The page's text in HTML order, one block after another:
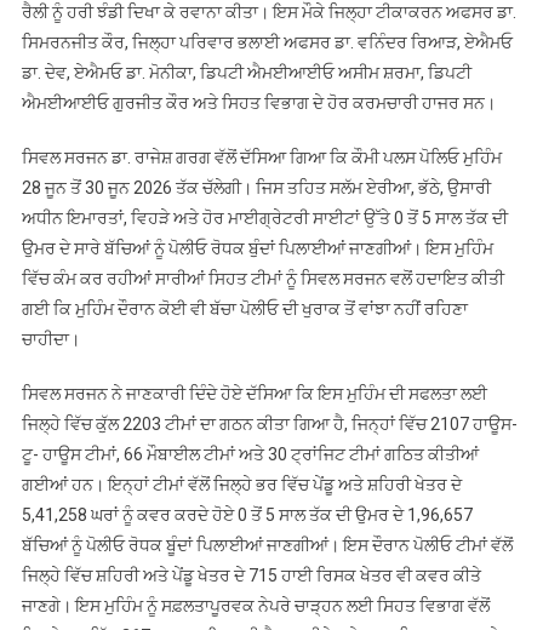
ਜੂਨ
ਤੋਂ
30
ਜੂਨ
ਤੱਕ,
ਜਿਲ੍ਹੇ
1,96,657
ਨੂੰ
ਪਿਲਾਈਆਂ
ਰੋਧਕ
ਬੂੰਦਾਂ
ਰੈਲੀ ਨੂੰ ਹਰੀ ਝੰਡੀ ਦਿਖਾ ਕੇ ਰਵਾਨਾ ਕੀਤਾ। ਇਸ ਮੌਕੇ ਜਿਲ੍ਹਾ ਟੀਕਾਕਰਨ ਅਫਸਰ ਡਾ.
ਸਿਮਰਨਜੀਤ ਕੌਰ, ਜਿਲ੍ਹਾ ਪਰਿਵਾਰ ਭਲਾਈ ਅਫਸਰ ਡਾ. ਵਨਿੰਦਰ ਰਿਆੜ, ਏਐਮਓ
ਡਾ. ਦੇਵ, ਏਐਮਓ ਡਾ. ਮੋਨੀਕਾ, ਡਿਪਟੀ ਐਮਈਆਈਓ ਅਸੀਮ ਸ਼ਰਮਾ, ਡਿਪਟੀ
ਐਮਈਆਈਓ ਗੁਰਜੀਤ ਕੌਰ ਅਤੇ ਸਿਹਤ ਵਿਭਾਗ ਦੇ ਹੋਰ ਕਰਮਚਾਰੀ ਹਾਜਰ ਸਨ।
ਸਿਵਲ ਸਰਜਨ ਡਾ. ਰਾਜੇਸ਼ ਗਰਗ ਵੱਲੋਂ ਦੱਸਿਆ ਗਿਆ ਕਿ ਕੌਮੀ ਪਲਸ ਪੋਲਿਓ ਮੁਹਿੰਮ
28 ਜੂਨ ਤੋਂ 30 ਜੂਨ 2026 ਤੱਕ ਚੱਲੇਗੀ। ਜਿਸ ਤਹਿਤ ਸਲੱਮ ਏਰੀਆ, ਭੱਠੇ, ਉਸਾਰੀ
ਅਧੀਨ ਇਮਾਰਤਾਂ, ਵਿਹੜੇ ਅਤੇ ਹੋਰ ਮਾਈਗ੍ਰੇਟਰੀ ਸਾਈਟਾਂ ਉੱਤੇ 0 ਤੋਂ 5 ਸਾਲ ਤੱਕ ਦੀ
ਉਮਰ ਦੇ ਸਾਰੇ ਬੱਚਿਆਂ ਨੂੰ ਪੋਲੀਓ ਰੋਧਕ ਬੁੰਦਾਂ ਪਿਲਾਈਆਂ ਜਾਣਗੀਆਂ। ਇਸ ਮੁਹਿੰਮ
ਵਿੱਚ ਕੰਮ ਕਰ ਰਹੀਆਂ ਸਾਰੀਆਂ ਸਿਹਤ ਟੀਮਾਂ ਨੂੰ ਸਿਵਲ ਸਰਜਨ ਵਲੋਂ ਹਦਾਇਤ ਕੀਤੀ
ਗਈ ਕਿ ਮੁਹਿੰਮ ਦੌਰਾਨ ਕੋਈ ਵੀ ਬੱਚਾ ਪੋਲੀਓ ਦੀ ਖੁਰਾਕ ਤੋਂ ਵਾਂਝਾ ਨਹੀਂ ਰਹਿਣਾ
ਚਾਹੀਦਾ।
ਸਿਵਲ ਸਰਜਨ ਨੇ ਜਾਣਕਾਰੀ ਦਿੰਦੇ ਹੋਏ ਦੱਸਿਆ ਕਿ ਇਸ ਮੁਹਿੰਮ ਦੀ ਸਫਲਤਾ ਲਈ
ਜਿਲ੍ਹੇ ਵਿੱਚ ਕੁੱਲ 2203 ਟੀਮਾਂ ਦਾ ਗਠਨ ਕੀਤਾ ਗਿਆ ਹੈ, ਜਿਨ੍ਹਾਂ ਵਿੱਚ 2107 ਹਾਊਸ-
ਟੂ- ਹਾਊਸ ਟੀਮਾਂ, 66 ਮੌਬਾਈਲ ਟੀਮਾਂ ਅਤੇ 30 ਟ੍ਰਾਂਜਿਟ ਟੀਮਾਂ ਗਠਿਤ ਕੀਤੀਆਂ
ਗਈਆਂ ਹਨ। ਇਨ੍ਹਾਂ ਟੀਮਾਂ ਵੱਲੋਂ ਜਿਲ੍ਹੇ ਭਰ ਵਿੱਚ ਪੇਂਡੂ ਅਤੇ ਸ਼ਹਿਰੀ ਖੇਤਰ ਦੇ
5,41,258 ਘਰਾਂ ਨੂੰ ਕਵਰ ਕਰਦੇ ਹੋਏ 0 ਤੋਂ 5 ਸਾਲ ਤੱਕ ਦੀ ਉਮਰ ਦੇ 1,96,657
ਬੱਚਿਆਂ ਨੂੰ ਪੋਲੀਓ ਰੋਧਕ ਬੂੰਦਾਂ ਪਿਲਾਈਆਂ ਜਾਣਗੀਆਂ। ਇਸ ਦੌਰਾਨ ਪੋਲੀਓ ਟੀਮਾਂ ਵੱਲੋਂ
ਜਿਲ੍ਹੇ ਵਿੱਚ ਸ਼ਹਿਰੀ ਅਤੇ ਪੇਂਡੂ ਖੇਤਰ ਦੇ 715 ਹਾਈ ਰਿਸਕ ਖੇਤਰ ਵੀ ਕਵਰ ਕੀਤੇ
ਜਾਣਗੇ। ਇਸ ਮੁਹਿੰਮ ਨੂੰ ਸਫ਼ਲਤਾਪੂਰਵਕ ਨੇਪਰੇ ਚਾੜ੍ਹਨ ਲਈ ਸਿਹਤ ਵਿਭਾਗ ਵੱਲੋਂ